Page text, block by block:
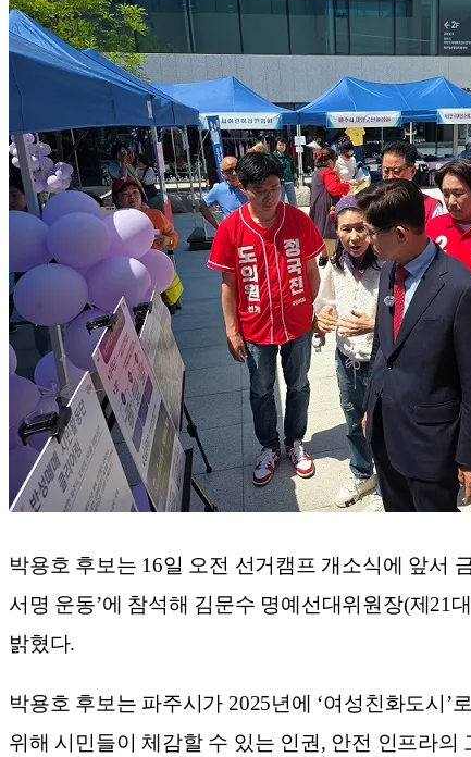
박용호 후보는 16일 오전 선거캠프 개소식에 앞서
서명 운동’에 참석해 김문수 명예선대위원장(제21
밝혔다.
박용호 후보는 파주시가 2025년에 ‘여성친화도시
위해 시민들이 체감할 수 있는 인권, 안전 인프라의